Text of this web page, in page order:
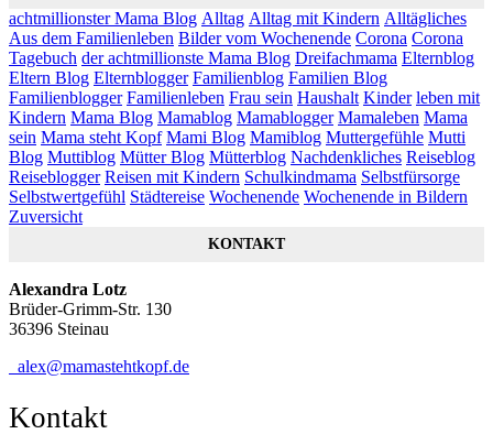
achtmillionster Mama Blog Alltag Alltag mit Kindern Alltägliches
Aus dem Familienleben Bilder vom Wochenende Corona Corona
Tagebuch der achtmillionste Mama Blog Dreifachmama Elternblog
Eltern Blog Elternblogger Familienblog Familien Blog
Familienblogger Familienleben Frau sein Haushalt Kinder leben mit
Kindern Mama Blog Mamablog Mamablogger Mamaleben Mama
sein Mama steht Kopf Mami Blog Mamiblog Muttergefühle Mutti
Blog Muttiblog Mütter Blog Mütterblog Nachdenkliches Reiseblog
Reiseblogger Reisen mit Kindern Schulkindmama Selbstfürsorge
Selbstwertgefühl Städtereise Wochenende Wochenende in Bildern
Zuversicht
KONTAKT
Alexandra Lotz
Brüder-Grimm-Str. 130
36396 Steinau
alex@mamastehtkopf.de
Kontakt